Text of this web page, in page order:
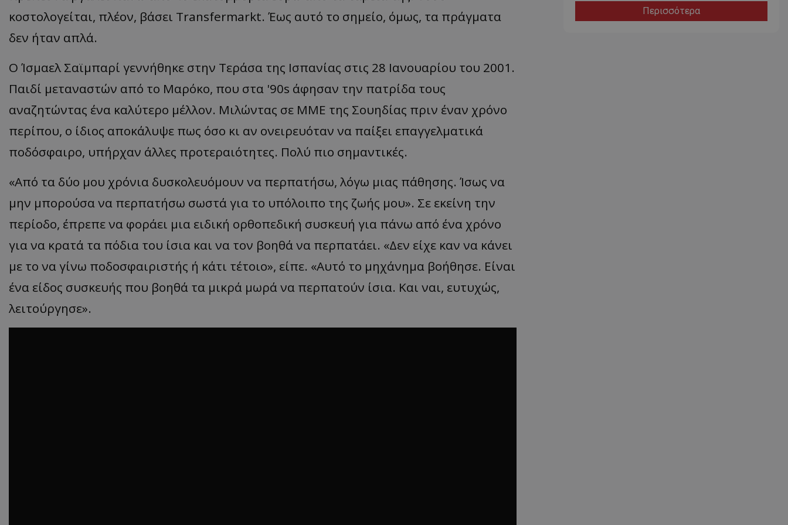
κοστολογείται, πλέον, βάσει Transfermarkt. Έως αυτό το σημείο, όμως, τα πράγματα
δεν ήταν απλά.
Ο Ίσμαελ Σαϊμπαρί γεννήθηκε στην Τεράσα της Ισπανίας στις 28 Ιανουαρίου του 2001.
Παιδί μεταναστών από το Μαρόκο, που στα '90s άφησαν την πατρίδα τους
αναζητώντας ένα καλύτερο μέλλον. Μιλώντας σε ΜΜΕ της Σουηδίας πριν έναν χρόνο
περίπου, ο ίδιος αποκάλυψε πως όσο κι αν ονειρευόταν να παίξει επαγγελματικά
ποδόσφαιρο, υπήρχαν άλλες προτεραιότητες. Πολύ πιο σημαντικές.
«Από τα δύο μου χρόνια δυσκολευόμουν να περπατήσω, λόγω μιας πάθησης. Ίσως να
μην μπορούσα να περπατήσω σωστά για το υπόλοιπο της ζωής μου». Σε εκείνη την
περίοδο, έπρεπε να φοράει μια ειδική ορθοπεδική συσκευή για πάνω από ένα χρόνο
για να κρατά τα πόδια του ίσια και να τον βοηθά να περπατάει. «Δεν είχε καν να κάνει
με το να γίνω ποδοσφαιριστής ή κάτι τέτοιο», είπε. «Αυτό το μηχάνημα βοήθησε. Είναι
ένα είδος συσκευής που βοηθά τα μικρά μωρά να περπατούν ίσια. Και ναι, ευτυχώς,
λειτούργησε».
Περισσότερα